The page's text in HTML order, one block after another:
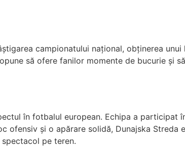
campionatului național, obținerea unui
să ofere fanilor momente de bucurie și
în fotbalul european. Echipa a participat
ofensiv și o apărare solidă, Dunajska Streda
pe teren.